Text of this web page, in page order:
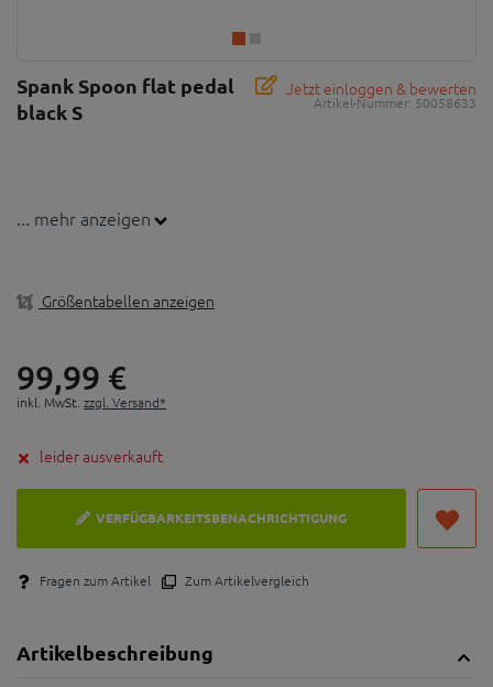
Jetzt einloggen & bewerten
Artikel-Nummer: 50058633
Spank Spoon flat pedal
black S
... mehr anzeigen
Größentabellen anzeigen
99,99 €
inkl. MwSt. zzgl. Versand*
leider ausverkauft
VERFÜGBARKEITSBENACHRICHTIGUNG
Fragen zum Artikel Zum Artikelvergleich
Artikelbeschreibung